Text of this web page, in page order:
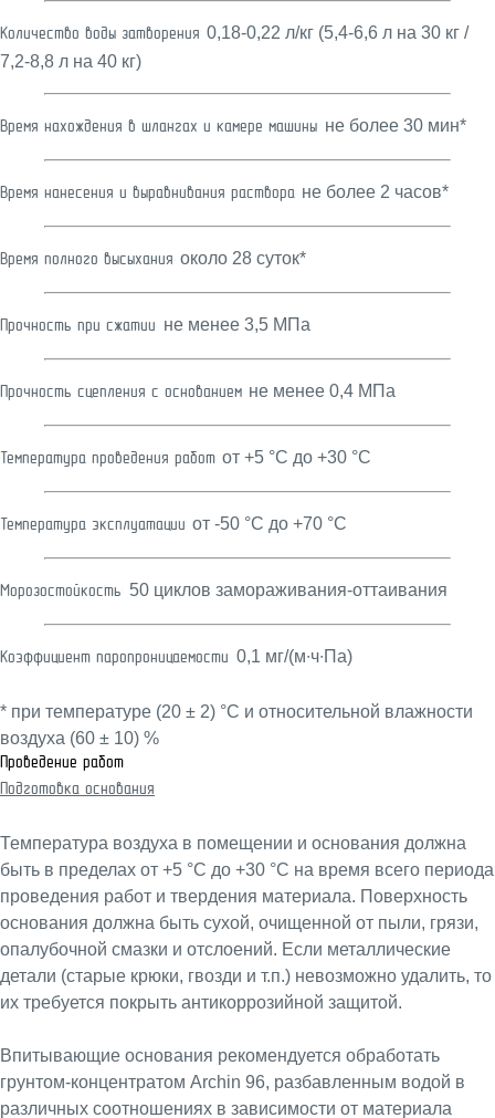
Количество воды затворения: 0,18-0,22 л/кг (5,4-6,6 л на 30 кг /
7,2-8,8 л на 40 кг)
Время нахождения в шлангах и камере машины: не более 30 мин*
Время нанесения и выравнивания раствора: не более 2 часов*
Время полного высыхания: около 28 суток*
Прочность при сжатии: не менее 3,5 МПа
Прочность сцепления с основанием: не менее 0,4 МПа
Температура проведения работ: от +5 °С до +30 °С
Температура эксплуатации: от -50 °С до +70 °С
Морозостойкость: 50 циклов замораживания-оттаивания
Коэффициент паропроницаемости: 0,1 мг/(м∙ч∙Па)
* при температуре (20 ± 2) °С и относительной влажности
воздуха (60 ± 10) %
Проведение работ
Подготовка основания
Температура воздуха в помещении и основания должна
быть в пределах от +5 °С до +30 °С на время всего периода
проведения работ и твердения материала. Поверхность
основания должна быть сухой, очищенной от пыли, грязи,
опалубочной смазки и отслоений. Если металлические
детали (старые крюки, гвозди и т.п.) невозможно удалить, то
их требуется покрыть антикоррозийной защитой.
Впитывающие основания рекомендуется обработать
грунтом-концентратом Archin 96, разбавленным водой в
различных соотношениях в зависимости от материала